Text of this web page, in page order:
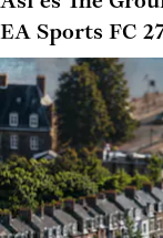
EA Sports FC